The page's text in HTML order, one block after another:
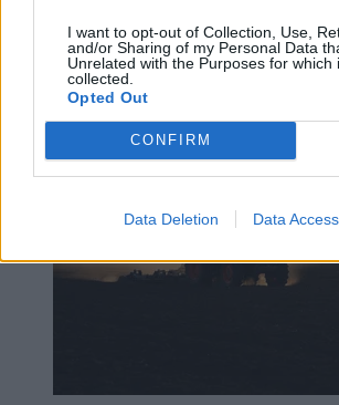
I want to opt-out of Collection, Use,
and/or Sharing of my Personal Data
Unrelated with the Purposes for which
collected.
Opted Out
CONFIRM
Data Deletion Data Access
Kraj